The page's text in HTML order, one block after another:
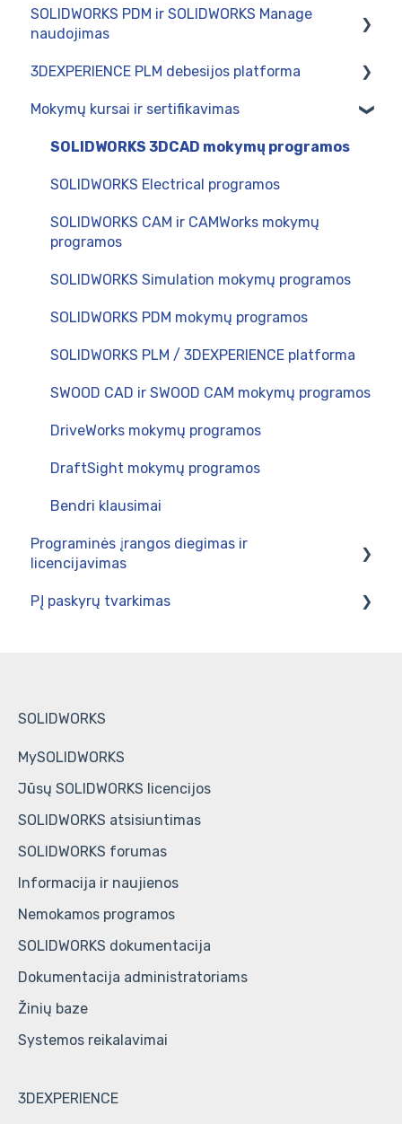
Postprocesoriai
pramonėje
Skaičiavimai tinklo kompiuteryje
SOLIDWORKS PDM ir SOLIDWORKS Manage
naudojimas
Naudojimas
Intergravimas su verslo valdymo sistemomis
Administravimas
Diegimas
3DEXPERIENCE PLM debesijos platforma
Naudojimas
Administravimas
Mokymų kursai ir sertifikavimas
SOLIDWORKS 3DCAD mokymų programos
SOLIDWORKS Electrical programos
SOLIDWORKS CAM ir CAMWorks mokymų
programos
SOLIDWORKS Simulation mokymų programos
SOLIDWORKS PDM mokymų programos
SOLIDWORKS PLM / 3DEXPERIENCE platforma
SWOOD CAD ir SWOOD CAM mokymų programos
DriveWorks mokymų programos
DraftSight mokymų programos
Bendri klausimai
Programinės įrangos diegimas ir
licencijavimas
SOLIDWORKS / DraftSight Enterprise produktų
SOLIDWORKS / DraftSight Enterprise licencijų
PĮ paskyrų tvarkimas
HCL CAMWorks vartotoju paskyras
DriveWorks vartotoju paskyras
SOLIDWORKS
MySOLIDWORKS
Jūsų SOLIDWORKS licencijos
SOLIDWORKS atsisiuntimas
SOLIDWORKS forumas
Informacija ir naujienos
Nemokamos programos
SOLIDWORKS dokumentacija
Dokumentacija administratoriams
Žinių baze
Systemos reikalavimai
3DEXPERIENCE